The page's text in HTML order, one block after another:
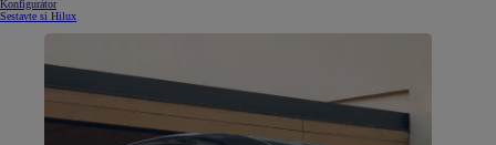
Konfigurátor
Sestavte si Hilux